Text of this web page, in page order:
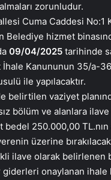
zorunludur.
Cuma Caddesi No:1
Belediye hizmet
09/04/2025 tarihinde
İhale Kanununun 35/a-
ile yapılacaktır.
belirtilen vaziyet
bölüm ve alanlara
bedel 250.000,00 TL.nın
üzerine
ilave olarak belirlenen
giderleri onaylanan ihale